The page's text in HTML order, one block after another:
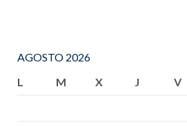
AGOSTO 2026
L
M X J V